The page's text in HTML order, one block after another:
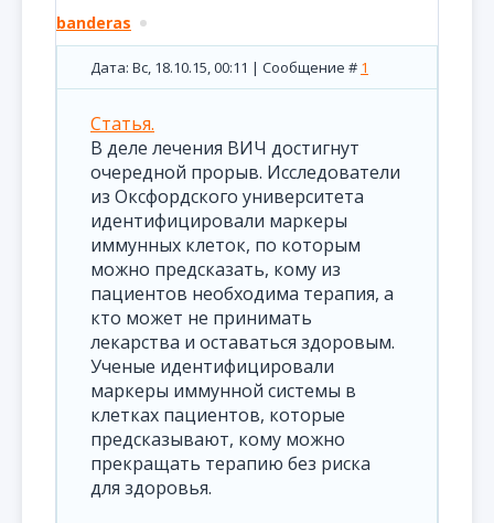
banderas
Дата: Вс, 18.10.15, 00:11 | Сообщение # 1
Статья.
В деле лечения ВИЧ достигнут
очередной прорыв. Исследователи
из Оксфордского университета
идентифицировали маркеры
иммунных клеток, по которым
можно предсказать, кому из
пациентов необходима терапия, а
кто может не принимать
лекарства и оставаться здоровым.
Ученые идентифицировали
маркеры иммунной системы в
клетках пациентов, которые
предсказывают, кому можно
прекращать терапию без риска
для здоровья.